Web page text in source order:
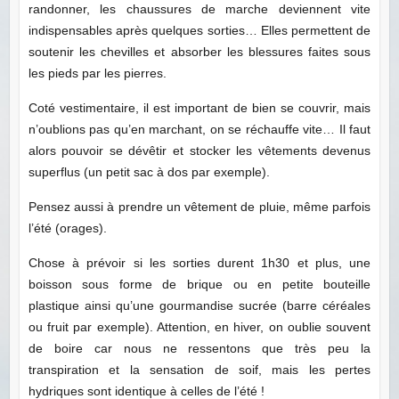
randonner, les chaussures de marche deviennent vite
indispensables après quelques sorties… Elles permettent de
soutenir les chevilles et absorber les blessures faites sous
les pieds par les pierres.
Coté vestimentaire, il est important de bien se couvrir, mais
n’oublions pas qu’en marchant, on se réchauffe vite… Il faut
alors pouvoir se dévêtir et stocker les vêtements devenus
superflus (un petit sac à dos par exemple).
Pensez aussi à prendre un vêtement de pluie, même parfois
l’été (orages).
Chose à prévoir si les sorties durent 1h30 et plus, une
boisson sous forme de brique ou en petite bouteille
plastique ainsi qu’une gourmandise sucrée (barre céréales
ou fruit par exemple). Attention, en hiver, on oublie souvent
de boire car nous ne ressentons que très peu la
transpiration et la sensation de soif, mais les pertes
hydriques sont identique à celles de l’été !